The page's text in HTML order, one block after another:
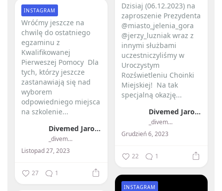
Dzisiaj (06.12.2023) na
zaproszenie Prezydenta
@miasto_jelenia_gora
@jerzy_luzniak wraz z
innymi służbami
uczestniczyliśmy w
Uroczystym
Rozświetleniu Choinki
Miejskiej! ️ Na tak
specjalną okazję...
Divemed Jarosław Przybylski
_divemed_
Grudzień 6, 2023
22 1
Wróćmy jeszcze na
chwilę do ostatniego
egzaminu z
Kwalifikowanej
Pierweszej Pomocy ️ Dla
tych, którzy jeszcze
zastanawiają się nad
wyborem
odpowiedniego miejsca
na szkolenie...
Divemed Jarosław Przybylski
_divemed_
Listopad 27, 2023
INSTAGRAM
27 1
INSTAGRAM